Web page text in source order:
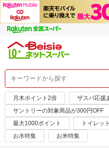
月木ポイント2倍 ザスパ応援
サントリーの対象商品が300円OFF
最大1000ポイント
トイレッ
お水特集
お米特集